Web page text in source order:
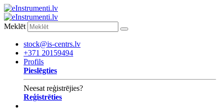
Meklēt
stock@is-centrs.lv
+371 20159494
Profils
Pieslēgties
Neesat reģistrējies?
Reģistrēties